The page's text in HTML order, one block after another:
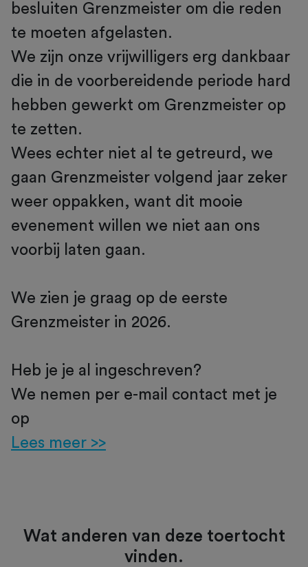
besluiten Grenzmeister om die reden
te moeten afgelasten.
We zijn onze vrijwilligers erg dankbaar
die in de voorbereidende periode hard
hebben gewerkt om Grenzmeister op
te zetten.
Wees echter niet al te getreurd, we
gaan Grenzmeister volgend jaar zeker
weer oppakken, want dit mooie
evenement willen we niet aan ons
voorbij laten gaan.
We zien je graag op de eerste
Grenzmeister in 2026.
Heb je je al ingeschreven?
We nemen per e-mail contact met je
op
Lees meer >>
Wat anderen van deze toertocht
vinden.